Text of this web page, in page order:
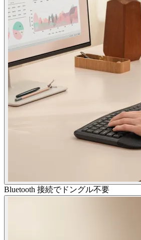
Bluetooth 接続でドングル不要